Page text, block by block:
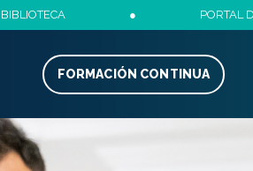
BIBLIOTECA ● PORTAL
FORMACIÓN CONTINUA